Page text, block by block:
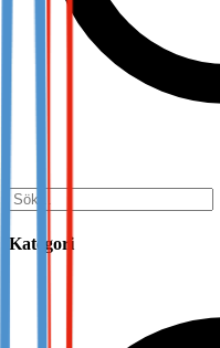
Kategori